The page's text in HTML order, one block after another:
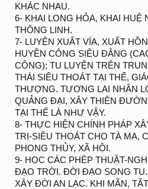
KHÁC NHAU.
6- KHAI LONG HỎA, KHAI HUỆ
THÔNG LINH.
7- LUYỆN XUẤT VÍA, XUẤT
HUYỀN CÔNG SIÊU ĐẲNG
CÔNG); TU LUYỆN TRÊN
THÁI SIÊU THOÁT TẠI THẾ,
THƯỢNG. TƯƠNG LAI NHÂN
QUẢNG ĐẠI, XÂY THIÊN
TẠI THẾ LÀ NHƯ VẬY.
8- THỰC HIỆN CHÍNH PHÁP
TRỊ-SIÊU THOÁT CHO TÀ MA,
PHONG THỦY, XÃ HỘI.
9- HỌC CÁC PHÉP THUẬT-
ĐẠO TRỜI. ĐỜI ĐẠO SONG
XÂY ĐỜI AN LẠC. KHI MÃN,